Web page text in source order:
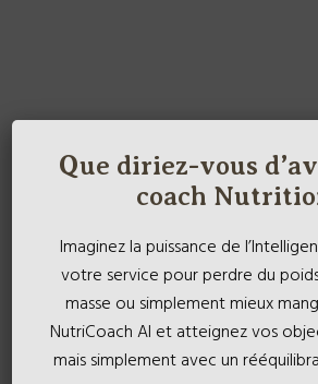
Que diriez-vous
coach
Imaginez la puissance de
votre service pour perdre du
masse ou simplement mieux
NutriCoach AI et atteignez vos
mais simplement avec un